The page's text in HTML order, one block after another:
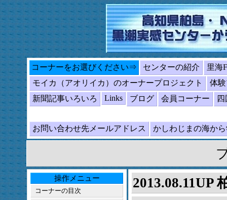
コーナーをお選びください⇒ センターの紹介
里海
モイカ（アオリイカ）のオーナープロジェクト
体
新聞記事いろいろ
Links ブログ 会員コーナー
お問い合わせ先メールアドレス かしわじまの海か
操作メニュー
コーナーの目次
2013.08.11UP